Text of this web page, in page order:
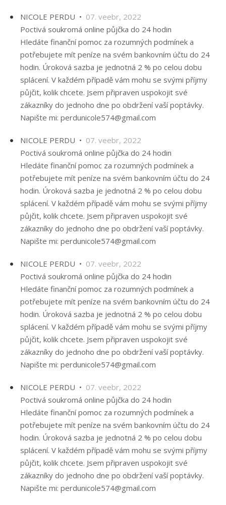
NICOLE PERDU • 07. veebr, 2022
Poctivá soukromá online půjčka do 24 hodin
Hledáte finanční pomoc za rozumných podmínek a
potřebujete mít peníze na svém bankovním účtu do 24
hodin. Úroková sazba je jednotná 2 % po celou dobu
splácení. V každém případě vám mohu se svými příjmy
půjčit, kolik chcete. Jsem připraven uspokojit své
zákazníky do jednoho dne po obdržení vaší poptávky.
Napište mi: perdunicole574@gmail.com
NICOLE PERDU • 07. veebr, 2022
Poctivá soukromá online půjčka do 24 hodin
Hledáte finanční pomoc za rozumných podmínek a
potřebujete mít peníze na svém bankovním účtu do 24
hodin. Úroková sazba je jednotná 2 % po celou dobu
splácení. V každém případě vám mohu se svými příjmy
půjčit, kolik chcete. Jsem připraven uspokojit své
zákazníky do jednoho dne po obdržení vaší poptávky.
Napište mi: perdunicole574@gmail.com
NICOLE PERDU • 07. veebr, 2022
Poctivá soukromá online půjčka do 24 hodin
Hledáte finanční pomoc za rozumných podmínek a
potřebujete mít peníze na svém bankovním účtu do 24
hodin. Úroková sazba je jednotná 2 % po celou dobu
splácení. V každém případě vám mohu se svými příjmy
půjčit, kolik chcete. Jsem připraven uspokojit své
zákazníky do jednoho dne po obdržení vaší poptávky.
Napište mi: perdunicole574@gmail.com
NICOLE PERDU • 07. veebr, 2022
Poctivá soukromá online půjčka do 24 hodin
Hledáte finanční pomoc za rozumných podmínek a
potřebujete mít peníze na svém bankovním účtu do 24
hodin. Úroková sazba je jednotná 2 % po celou dobu
splácení. V každém případě vám mohu se svými příjmy
půjčit, kolik chcete. Jsem připraven uspokojit své
zákazníky do jednoho dne po obdržení vaší poptávky.
Napište mi: perdunicole574@gmail.com